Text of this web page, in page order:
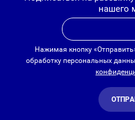
нашего
Нажимая кнопку
обработку персональных